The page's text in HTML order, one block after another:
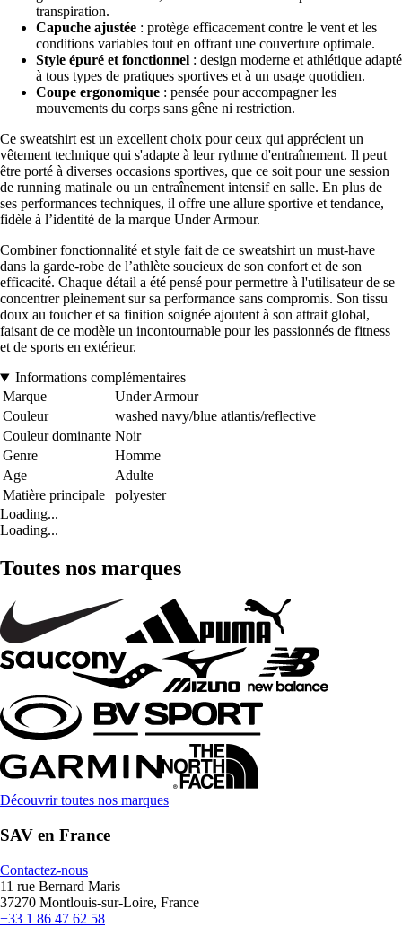
transpiration.
Capuche ajustée : protège efficacement contre le vent et les
conditions variables tout en offrant une couverture optimale.
Style épuré et fonctionnel : design moderne et athlétique adapté
à tous types de pratiques sportives et à un usage quotidien.
Coupe ergonomique : pensée pour accompagner les
mouvements du corps sans gêne ni restriction.
Ce sweatshirt est un excellent choix pour ceux qui apprécient un
vêtement technique qui s'adapte à leur rythme d'entraînement. Il peut
être porté à diverses occasions sportives, que ce soit pour une session
de running matinale ou un entraînement intensif en salle. En plus de
ses performances techniques, il offre une allure sportive et tendance,
fidèle à l’identité de la marque Under Armour.
Combiner fonctionnalité et style fait de ce sweatshirt un must-have
dans la garde-robe de l’athlète soucieux de son confort et de son
efficacité. Chaque détail a été pensé pour permettre à l'utilisateur de se
concentrer pleinement sur sa performance sans compromis. Son tissu
doux au toucher et sa finition soignée ajoutent à son attrait global,
faisant de ce modèle un incontournable pour les passionnés de fitness
et de sports en extérieur.
Informations complémentaires
Marque
Under Armour
Couleur
washed navy/blue atlantis/reflective
Couleur dominante Noir
Genre
Homme
Age
Adulte
Matière principale
polyester
Loading...
Loading...
Toutes nos marques
Découvrir toutes nos marques
SAV en France
Contactez-nous
11 rue Bernard Maris
37270 Montlouis-sur-Loire, France
+33 1 86 47 62 58